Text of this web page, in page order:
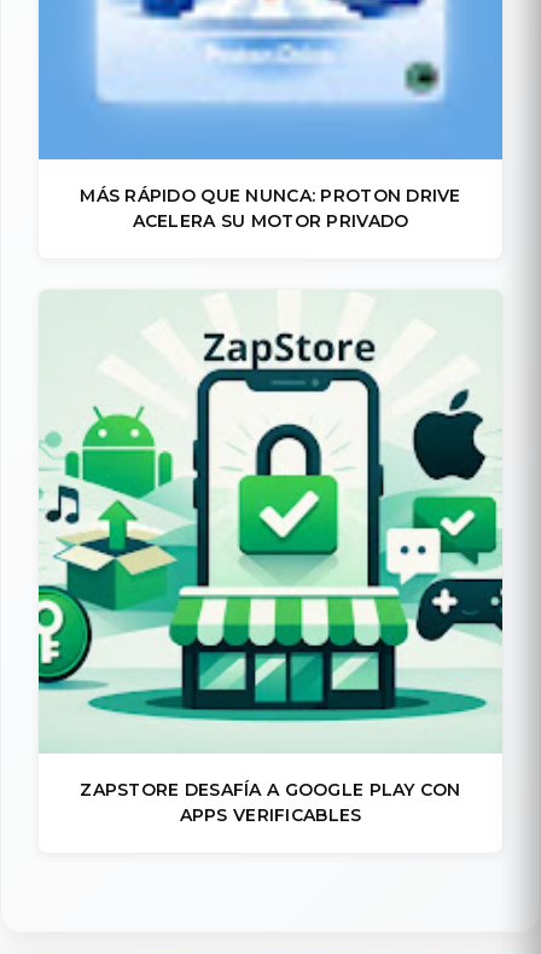
MÁS RÁPIDO QUE NUNCA: PROTON DRIVE
ACELERA SU MOTOR PRIVADO
ZAPSTORE DESAFÍA A GOOGLE PLAY CON
APPS VERIFICABLES